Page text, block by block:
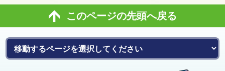
このページの先頭へ戻る